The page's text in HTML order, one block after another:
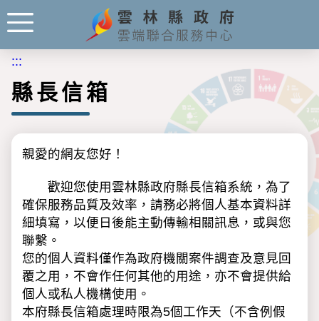
:::
縣長信箱
親愛的網友您好！
歡迎您使用雲林縣政府縣長信箱系統，為了
確保服務品質及效率，請務必將個人基本資料詳
細填寫，以便日後能主動傳輸相關訊息，或與您
聯繫。
您的個人資料僅作為政府機關案件調查及意見回
覆之用，不會作任何其他的用途，亦不會提供給
個人或私人機構使用。
本府縣長信箱處理時限為5個工作天（不含例假